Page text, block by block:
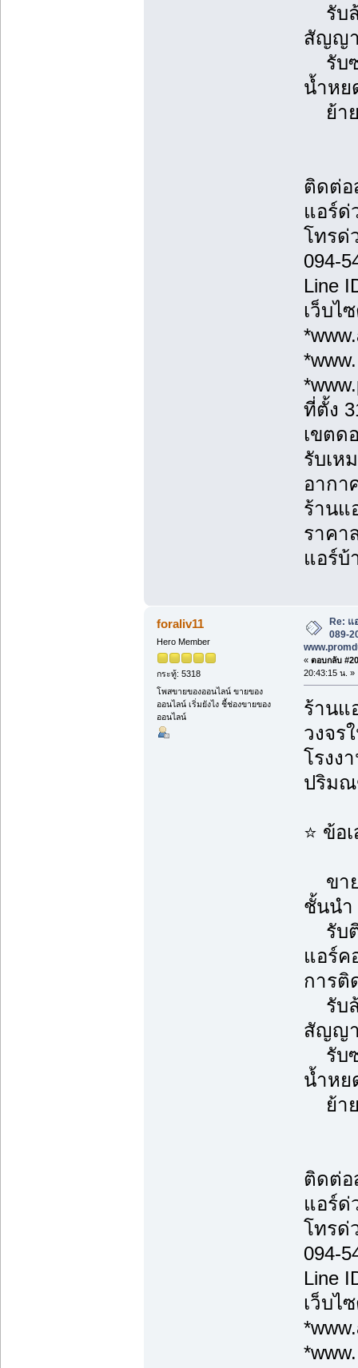
รับล้
สัญญา
รับซ่
น้ำหย
ย้าย
ติดต่อ
แอร์ด่
โทรด่
094-
Line
เว็บไ
ที่ตั้ง
เขตด
รับเห
อากา
ร้านแ
ราคา
แอร์บ้
foraliv11
Hero Member
กระทู้: 5318
โพสขายของออนไลน์ ขายของ
ออนไลน์ เริ่มยังไง ชี้ช่องขายของ
ออนไลน์
Re:
089-
« ตอบกลับ
20:43:15 น. »
ร้านแ
วงจร
โรงง
ปริม
⭐ ข้อ
ขาย
ชั้นนำ
รับติ
แอร์ค
การติ
รับล้
สัญญา
รับซ่
น้ำหย
ย้าย
ติดต่อ
แอร์ด่
โทรด่
094-
Line
เว็บไ